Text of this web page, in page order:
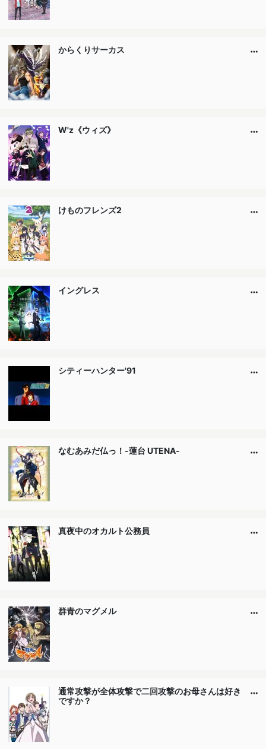
からくりサーカス
W'z《ウィズ》
けものフレンズ2
イングレス
シティーハンター'91
なむあみだ仏っ！-蓮台 UTENA-
真夜中のオカルト公務員
群青のマグメル
通常攻撃が全体攻撃で二回攻撃のお母さんは好き
ですか？